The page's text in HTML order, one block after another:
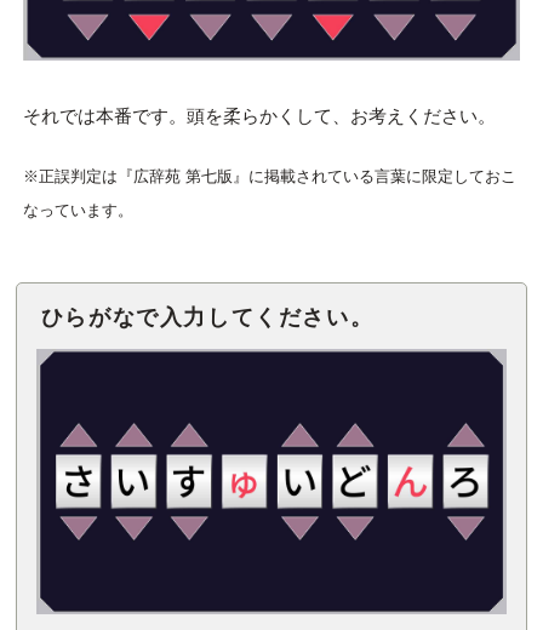
それでは本番です。頭を柔らかくして、お考えください。
※正誤判定は『広辞苑 第七版』に掲載されている言葉に限定しておこ
なっています。
ひらがなで入力してください。